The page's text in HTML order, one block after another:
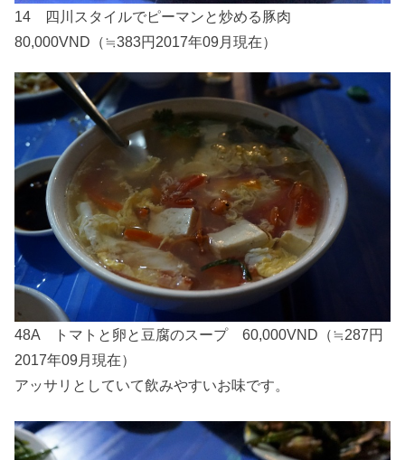
14 四川スタイルでピーマンと炒める豚肉
80,000VND（≒383円2017年09月現在）
48A トマトと卵と豆腐のスープ 60,000VND（≒287円
2017年09月現在）
アッサリとしていて飲みやすいお味です。